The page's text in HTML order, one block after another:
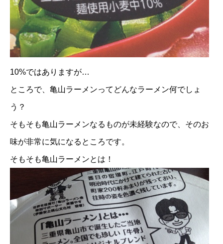
10%ではありますが…
ところで、亀山ラーメンってどんなラーメン何でしょ
う？
そもそも亀山ラーメンなるものが未経験なので、そのお
味が非常に気になるところです。
そもそも亀山ラーメンとは！